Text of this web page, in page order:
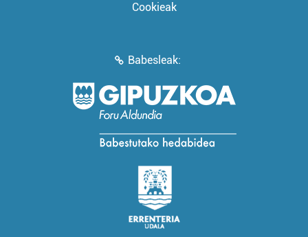
Cookieak
Babesleak: